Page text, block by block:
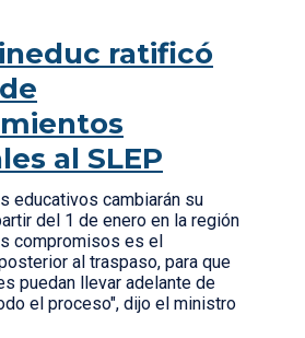
ratificó
al SLEP
educativos cambiarán su
del 1 de enero en la región
compromisos es el
al traspaso, para que
puedan llevar adelante de
el proceso", dijo el ministro